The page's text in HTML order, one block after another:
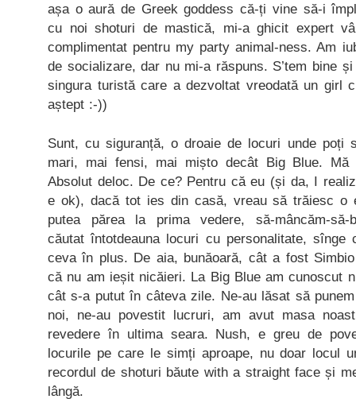
așa o aură de Greek goddess că-ți vine să-i
cu noi shoturi de mastică, mi-a ghicit expert
complimentat pentru my party animal-ness. Am
de socializare, dar nu mi-a răspuns. S’tem bine
singura turistă care a dezvoltat vreodată un girl
aștept :-))
Sunt, cu siguranță, o droaie de locuri unde poți
mari, mai fensi, mai mișto decât Big Blue. Mă
Absolut deloc. De ce? Pentru că eu (și da, I
e ok), dacă tot ies din casă, vreau să trăiesc o
putea părea la prima vedere, să-mâncăm-să-
căutat întotdeauna locuri cu personalitate,
ceva în plus. De aia, bunăoară, cât a fost
că nu am ieșit nicăieri. La Big Blue am cunoscut
cât s-a putut în câteva zile. Ne-au lăsat să
noi, ne-au povestit lucruri, am avut masa
revedere în ultima seara. Nush, e greu de
locurile pe care le simți aproape, nu doar locul
recordul de shoturi băute with a straight face și
lângă.